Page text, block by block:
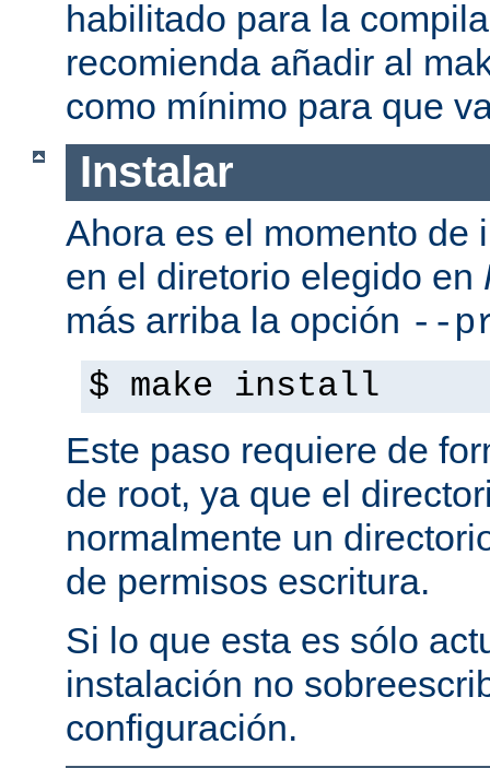
habilitado para la
recomienda añadir al
como mínimo para que
Instalar
Ahora es el momento de
en el diretorio elegido en
más arriba la opción --
$ make install
Este paso requiere de
de root, ya que el
normalmente un
de permisos escritura.
Si lo que esta es sólo
instalación no
configuración.